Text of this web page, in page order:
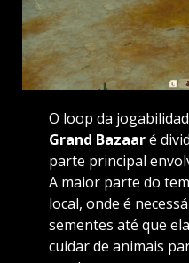
O loop da
Grand Bazaaré
parte principal
A maior parte do
local, onde é
sementes até que
cuidar de animais